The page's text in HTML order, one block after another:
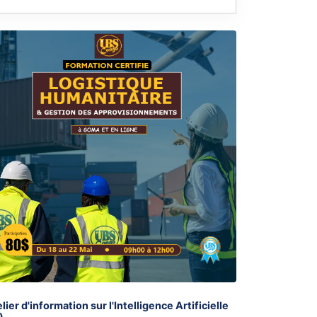
d'information sur l'Intelligence Artificielle